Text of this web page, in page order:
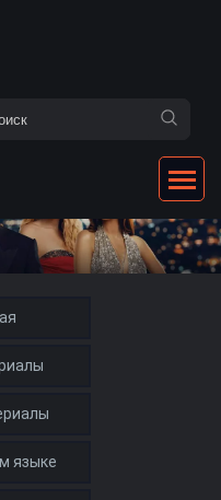
языке